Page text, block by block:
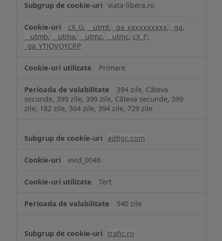
viata-libera.ro
cX_G, __utmt, _ga_xxxxxxxxxx, _ga,
__utmb, __utma, __utmz, __utmc, cX_P,
_ga_YTJQVQYCPP
Primare
394 zile, Câteva
secunde, 399 zile, 399 zile, Câteva secunde, 399
zile, 182 zile, 364 zile, 394 zile, 729 zile
adtlgc.com
evid_0046
Terț
540 zile
trafic.ro